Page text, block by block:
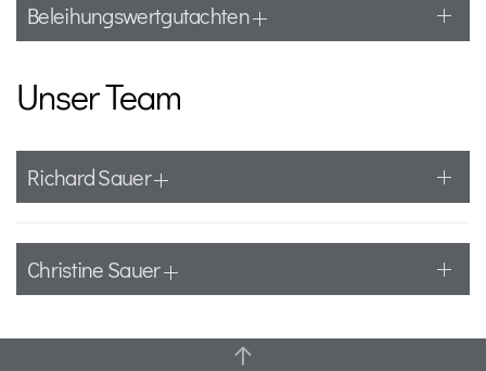
Beleihungswertgutachten
Unser Team
Richard Sauer
Christine Sauer